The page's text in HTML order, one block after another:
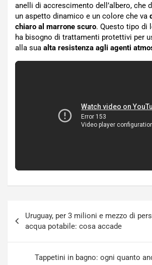
anelli di accrescimento dell’albero, che
un aspetto dinamico e un colore che va
chiaro al marrone scuro. Questo tipo di
ha bisogno di trattamenti protettivi per
alla sua alta resistenza agli agenti
articoli
Uruguay, per 3 milioni e mezzo di
acqua potabile: cosa accade
Tappetini in bagno: ogni quanto